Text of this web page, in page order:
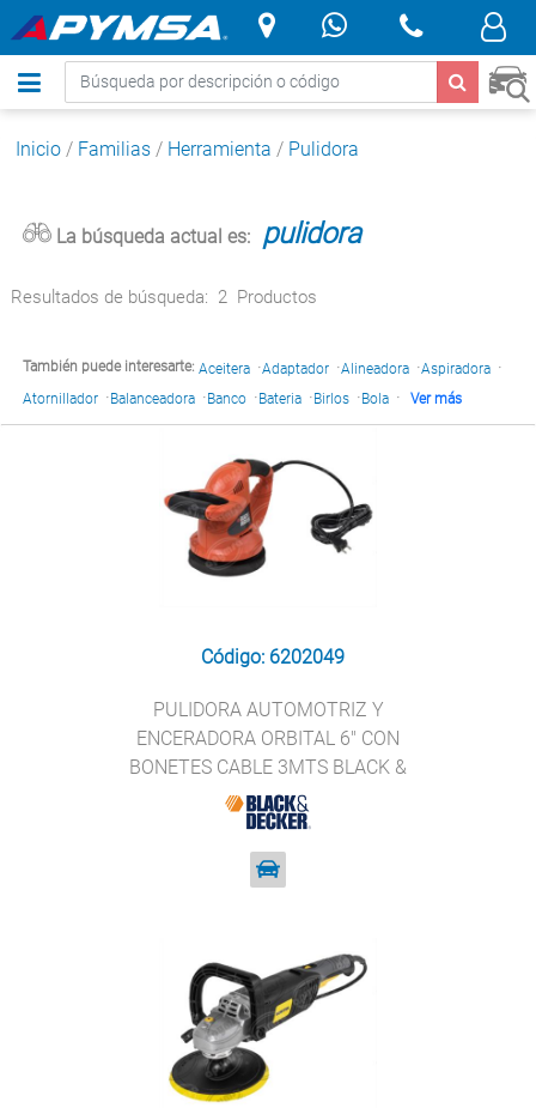
.
Inicio / Familias / Herramienta / Pulidora
La búsqueda actual es: pulidora
Resultados de búsqueda: 2 Productos
También puede interesarte: Aceitera ·Adaptador ·Alineadora ·Aspiradora ·
Atornillador ·Balanceadora ·Banco ·Bateria ·Birlos ·Bola · Ver más
Código: 6202049
PULIDORA AUTOMOTRIZ Y
ENCERADORA ORBITAL 6" CON
BONETES CABLE 3MTS BLACK &
DECKER WP900